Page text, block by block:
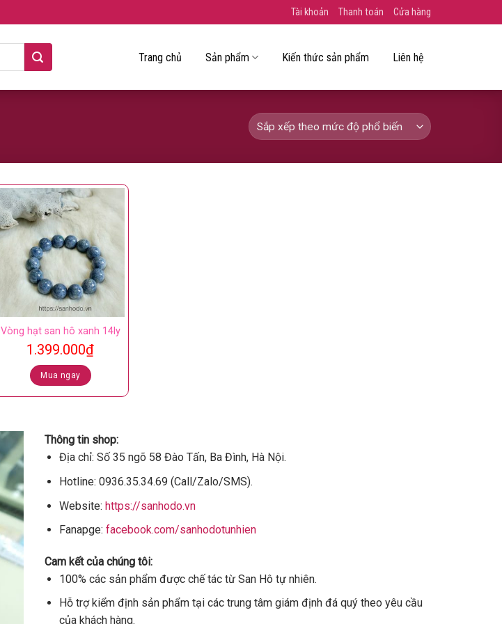
Tài khoản Thanh toán Cửa hàng
Trang chủ Sản phẩm Kiến thức sản phẩm Liên hệ
Vòng hạt san hô xanh 14ly
1.399.000₫
Mua ngay
Thông tin shop:
Địa chỉ: Số 35 ngõ 58 Đào Tấn, Ba Đình, Hà Nội.
Hotline: 0936.35.34.69 (Call/Zalo/SMS).
Website: https://sanhodo.vn
Fanapge: facebook.com/sanhodotunhien
Cam kết của chúng tôi:
100% các sản phẩm được chế tác từ San Hô tự nhiên.
Hỗ trợ kiểm định sản phẩm tại các trung tâm giám định đá quý theo yêu cầu
của khách hàng.